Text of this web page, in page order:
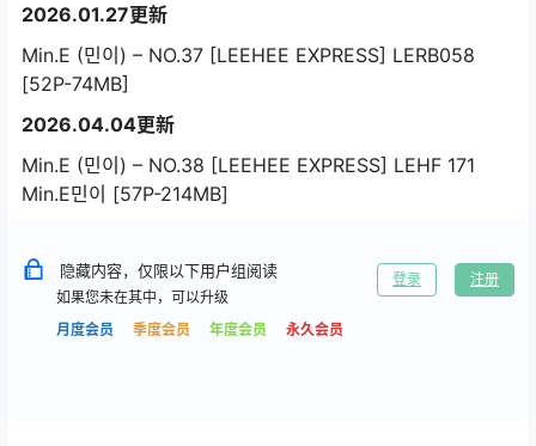
2026.01.27更新
Min.E (민이) – NO.37 [LEEHEE EXPRESS] LERB058
[52P-74MB]
2026.04.04更新
Min.E (민이) – NO.38 [LEEHEE EXPRESS] LEHF 171
Min.E민이 [57P-214MB]
隐藏内容，仅限以下用户组阅读
如果您未在其中，可以升级
月度会员
季度会员 年度会员 永久会员
登录 注册